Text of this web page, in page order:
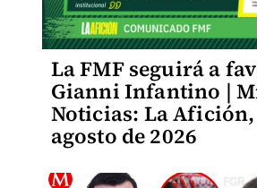
La FMF seguirá a
Gianni Infantino |
Noticias: La Afición,
agosto de 2026